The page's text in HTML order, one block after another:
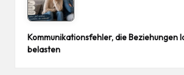
Kommunikationsfehler, die Beziehungen
belasten